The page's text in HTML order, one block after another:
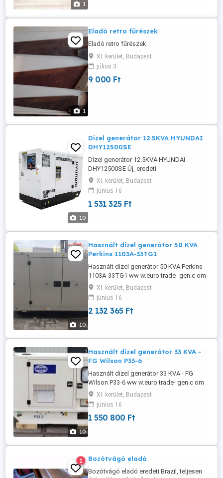
1
1
Eladó retro fűrészek
Eladó retro fűrészek.
XI. kerület, Budapest
július 3
9 000 Ft
10
Dízel generátor 12.5KVA HYUNDAI
DHY12500SE
Dízel generátor 12.5KVA HYUNDAI
DHY12500SE Új, eredeti
csomagolásában. Gyári garanciával jár A
részleteket láthatod és rendelje meg ww
w.euro trade- gen.c om
XI. kerület, Budapest
június 16
1 531 325 Ft
10
Használt dízel generátor 50 KVA
Perkins 1103A-33TG1
Használt dízel generátor 50 KVA Perkins
1103A-33TG1 ww w.euro trade- gen.c om
Dízel generátor Márka: Perkins Gyártási év:
2017 Munkaidő: 12 Berendezés tartály,
akkumulátor, vezérlőpult Motor: Perkins
1103A-33TG1 Kimenet: 50 kVA CE
XI. kerület, Budapest
június 16
2 132 365 Ft
10
Használt dízel generátor 33 KVA -
FG Wilson P33-6
Használt dízel generátor 33 KVA - FG
Wilson P33-6 ww w.euro trade- gen.c om
Márka: FG Wilson Modell: P33-3 Motor:
Perkins 1103A-33G1 Kimenet: 33 kVA CE
jelöléssel: Igen Altenátor: Marelli MJB 160
MB4 Frekvencia: 50 Hz Feszültség: 400 V
(HxSzxM):212x97x153 ...
XI. kerület, Budapest
június 16
1 550 800 Ft
1 Bozótvágó eladó
Bozótvágó eladó eredeti Brazil, teljesen